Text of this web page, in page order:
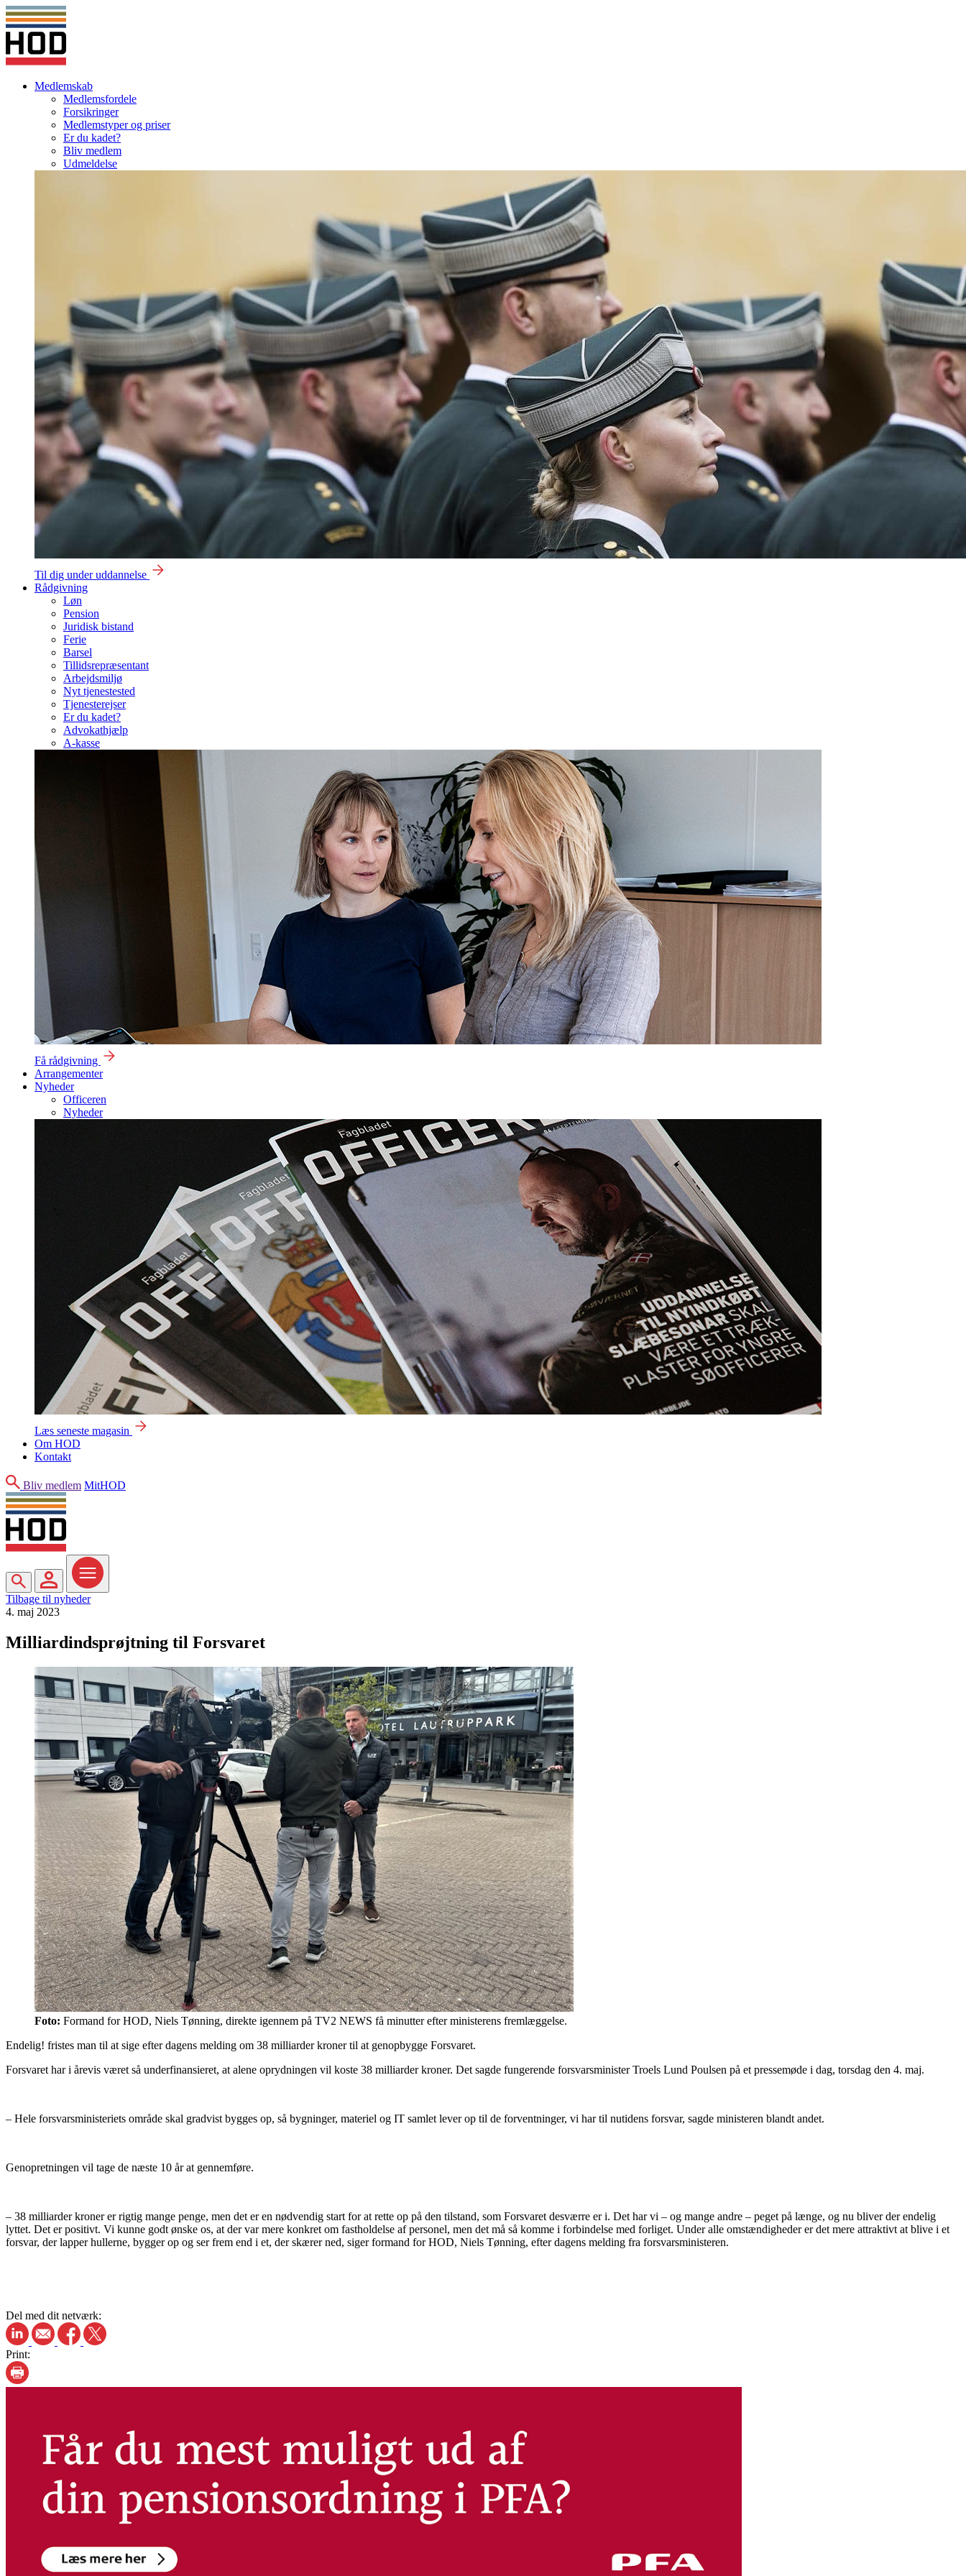
Medlemskab
Medlemsfordele
Forsikringer
Medlemstyper og priser
Er du kadet?
Bliv medlem
Udmeldelse
Til dig under uddannelse
Rådgivning
Løn
Pension
Juridisk bistand
Ferie
Barsel
Tillidsrepræsentant
Arbejdsmiljø
Nyt tjenestested
Tjenesterejser
Er du kadet?
Advokathjælp
A-kasse
Få rådgivning
Arrangementer
Nyheder
Officeren
Nyheder
Læs seneste magasin
Om HOD
Kontakt
Søg
Bliv medlem MitHOD
Søg MitHOD Menu
Tilbage til nyheder
4. maj 2023
Milliardindsprøjtning til Forsvaret
Foto: Formand for HOD, Niels Tønning, direkte igennem på TV2 NEWS få minutter efter ministerens fremlæggelse.
Endelig! fristes man til at sige efter dagens melding om 38 milliarder kroner til at genopbygge Forsvaret.
Forsvaret har i årevis været så underfinansieret, at alene oprydningen vil koste 38 milliarder kroner. Det sagde fungerende forsvarsminister Troels Lund Poulsen på et pressemøde i dag, torsdag den 4. maj.
– Hele forsvarsministeriets område skal gradvist bygges op, så bygninger, materiel og IT samlet lever op til de forventninger, vi har til nutidens forsvar, sagde ministeren blandt andet.
Genopretningen vil tage de næste 10 år at gennemføre.
– 38 milliarder kroner er rigtig mange penge, men det er en nødvendig start for at rette op på den tilstand, som Forsvaret desværre er i. Det har vi – og mange andre – peget på længe, og nu bliver der endelig
lyttet. Det er positivt. Vi kunne godt ønske os, at der var mere konkret om fastholdelse af personel, men det må så komme i forbindelse med forliget. Under alle omstændigheder er det mere attraktivt at blive i et
forsvar, der lapper hullerne, bygger op og ser frem end i et, der skærer ned, siger formand for HOD, Niels Tønning, efter dagens melding fra forsvarsministeren.
Del med dit netværk:
Print: